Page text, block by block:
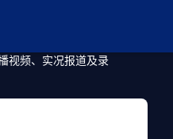
视频、实况报道及录